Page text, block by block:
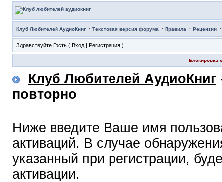
Клуб Любителей АудиоКниг· Текстовая версия форума · Правила · Рецензии
Здравствуйте Гость ( Вход| Регистрация)
Блокировка
Клуб Любителей АудиоКниг
повторно
Ниже введите Ваше имя
активаций. В случае
указанный при регистрации,
активации.